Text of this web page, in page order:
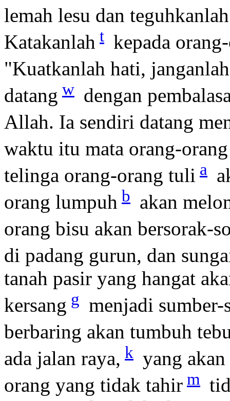
lemah lesu dan
Katakanlah t kepada
"Kuatkanlah hati,
datang w dengan
Allah. Ia sendiri datang
waktu itu mata orang-
telinga orang-orang tuli a
orang lumpuh b akan
orang bisu akan bersorak-
di padang gurun, dan
tanah pasir yang hangat
kersang g menjadi
berbaring akan tumbuh
ada jalan raya, k yang
orang yang tidak tahir m